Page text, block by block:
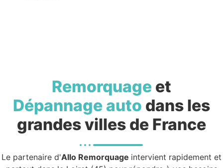
Remorquage et
Dépannage auto dans les
grandes villes de France
Le partenaire d'Allo Remorquage intervient rapidement et